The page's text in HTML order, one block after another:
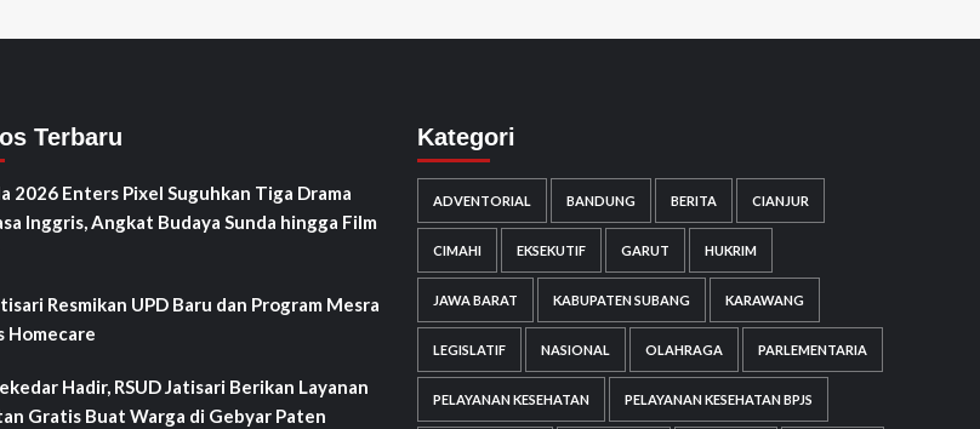
Terbaru
2026 Enters Pixel Suguhkan Tiga Drama
Inggris, Angkat Budaya Sunda hingga Film
Resmikan UPD Baru dan Program Mesra
Homecare
Hadir, RSUD Jatisari Berikan Layanan
Gratis Buat Warga di Gebyar Paten
Kategori
ADVENTORIAL BANDUNG BERITA CIANJUR
CIMAHI EKSEKUTIF GARUT HUKRIM
JAWA BARAT KABUPATEN SUBANG KARAWANG
LEGISLATIF NASIONAL OLAHRAGA PARLEMENTARIA
PELAYANAN KESEHATAN PELAYANAN KESEHATAN BPJS